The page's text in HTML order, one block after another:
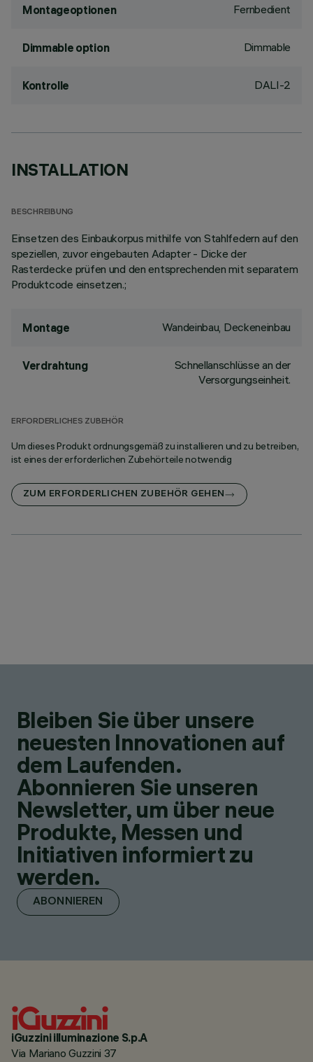
Montageoptionen Fernbedient
Dimmable option Dimmable
Kontrolle DALI-2
INSTALLATION
BESCHREIBUNG
Einsetzen des Einbaukorpus mithilfe von Stahlfedern auf den
speziellen, zuvor eingebauten Adapter - Dicke der
Rasterdecke prüfen und den entsprechenden mit separatem
Produktcode einsetzen.;
Montage Wandeinbau, Deckeneinbau
Verdrahtung
Schnellanschlüsse an der
Versorgungseinheit.
ERFORDERLICHES ZUBEHÖR
Um dieses Produkt ordnungsgemäß zu installieren und zu betreiben,
ist eines der erforderlichen Zubehörteile notwendig
ZUM ERFORDERLICHEN ZUBEHÖR GEHEN
Bleiben Sie über unsere
neuesten Innovationen auf
dem Laufenden.
Abonnieren Sie unseren
Newsletter, um über neue
Produkte, Messen und
Initiativen informiert zu
werden.
ABONNIEREN
iGuzzini illuminazione S.p.A
Via Mariano Guzzini 37